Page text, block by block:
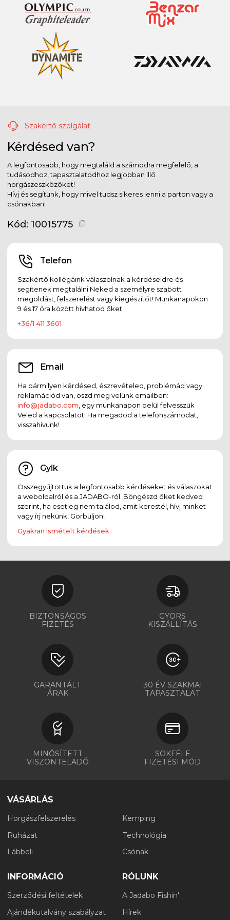
Szakértő szolgálat
Kérdésed van?
A legfontosabb, hogy megtaláld a számodra megfelelő, a
tudásodhoz, tapasztalatodhoz legjobban illő
horgászeszközöket!
Hívj és segítünk, hogy mivel tudsz sikeres lenni a parton vagy a
csónakban!
Kód: 10015775
Telefon
Szakértő kollégáink válaszolnak a kérdéseidre és
segítenek megtalálni Neked a személyre szabott
megoldást, felszerelést vagy kiegészítőt! Munkanapokon
9 és 17 óra között hívhatod őket.
+36/1 411 3601
Email
Ha bármilyen kérdésed, észrevételed, problémád vagy
reklamációd van, oszd meg velünk emailben:
info@jadabo.com , egy munkanapon belül felvesszük
Veled a kapcsolatot! Ha megadod a telefonszámodat,
visszahívunk!
Gyik
Összegyűjtöttük a legfontosabb kérdéseket és válaszokat
a weboldalról és a JADABO-ról. Böngészd őket kedved
szerint, ha esetleg nem találod, amit kerestél, hívj minket
vagy írj nekünk! Görbüljön!
Gyakran ismételt kérdések
BIZTONSÁGOS
FIZETÉS
GYORS
KISZÁLLÍTÁS
GARANTÁLT
ÁRAK
30 ÉV SZAKMAI
TAPASZTALAT
MINŐSÍTETT
VISZONTELADÓ
SOKFÉLE
FIZETÉSI MÓD
VÁSÁRLÁS
Horgászfelszerelés
Ruházat
Lábbeli
Kemping
Technológia
Csónak
INFORMÁCIÓ
Szerződési feltételek
Ajándékutalvány szabályzat
RÓLUNK
A Jadabo Fishin'
Hírek